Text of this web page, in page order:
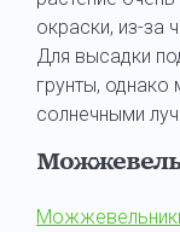
окраски, из-за
Для высадки
грунты,
солнечными